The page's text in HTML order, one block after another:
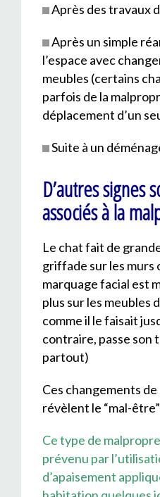
Après des travaux
Après un simple
l’espace avec
meubles (certains
parfois de la
déplacement d’un
Suite à un
D’autres signes
associés à la
Le chat fait de
griffade sur les murs
marquage facial est
plus sur les meubles
comme il le faisait
contraire, passe son
partout)
Ces changements
révèlent le “mal-
Ce type de
prévenu par
d’apaisement